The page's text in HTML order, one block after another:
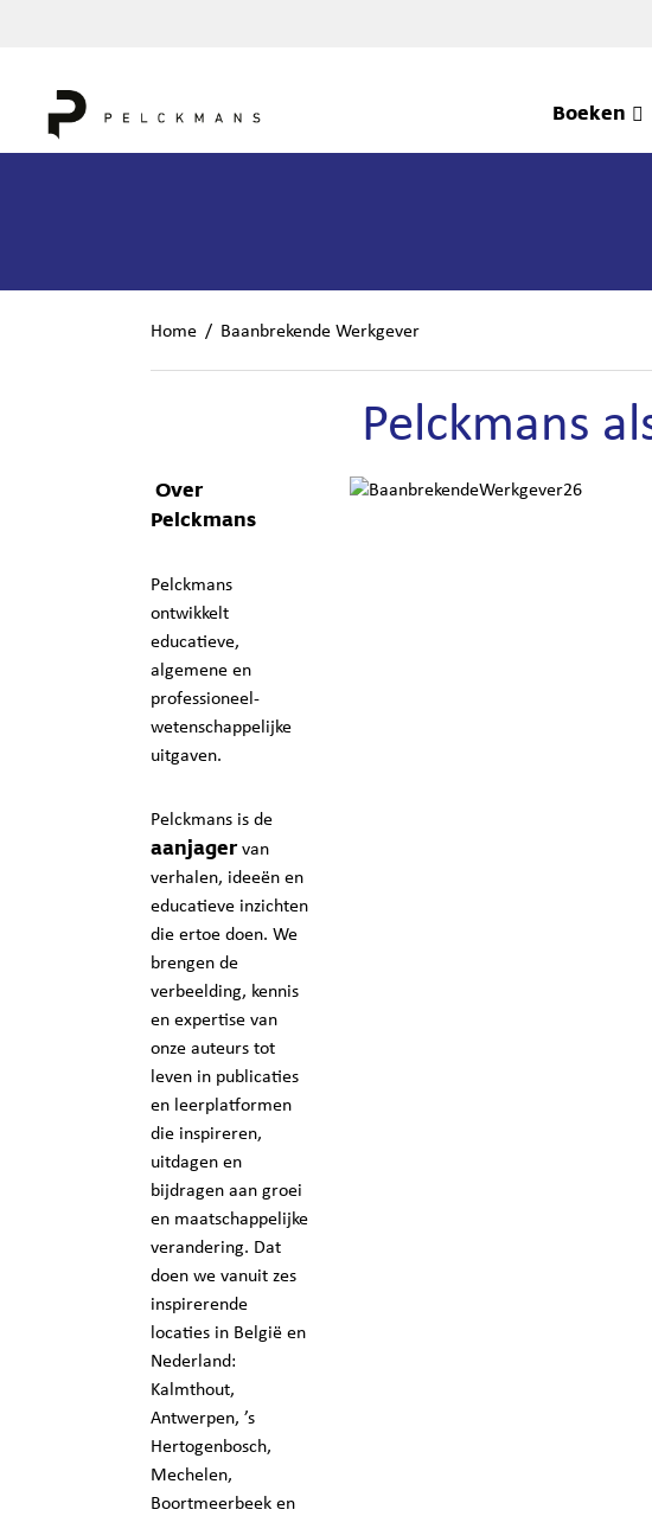
Boeken
Home / Baanbrekende Werkgever
Pelckmans
Over
Pelckmans
Pelckmans
ontwikkelt
educatieve,
algemene en
professioneel-
wetenschappelijke
uitgaven.
Pelckmans is de
aanjagervan
verhalen, ideeën en
educatieve inzichten
die ertoe doen. We
brengen de
verbeelding, kennis
en expertise van
onze auteurs tot
leven in publicaties
en leerplatformen
die inspireren,
uitdagen en
bijdragen aan groei
en maatschappelijke
verandering. Dat
doen we vanuit zes
inspirerende
locaties in België en
Nederland:
Kalmthout,
Antwerpen, ’s
Hertogenbosch,
Mechelen,
Boortmeerbeek en